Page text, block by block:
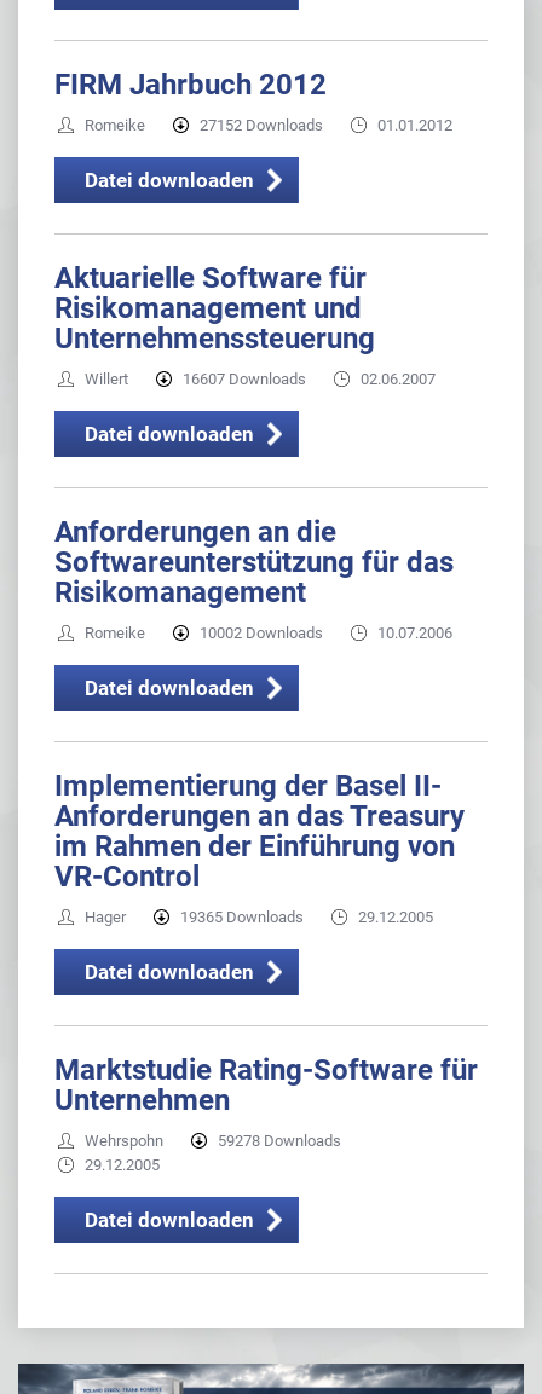
FIRM Jahrbuch 2012
Romeike 27152 Downloads 01.01.2012
Datei downloaden
Aktuarielle Software für
Risikomanagement und
Unternehmenssteuerung
Willert 16607 Downloads 02.06.2007
Datei downloaden
Anforderungen an die
Softwareunterstützung für das
Risikomanagement
Romeike 10002 Downloads 10.07.2006
Datei downloaden
Implementierung der Basel II-
Anforderungen an das Treasury
im Rahmen der Einführung von
VR-Control
Hager 19365 Downloads 29.12.2005
Datei downloaden
Marktstudie Rating-Software für
Unternehmen
Wehrspohn
59278 Downloads
29.12.2005
Datei downloaden